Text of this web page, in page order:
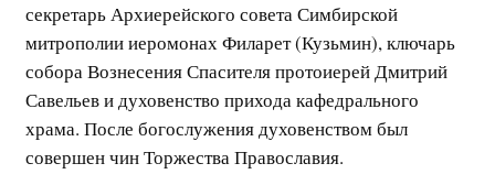
секретарь Архиерейского совета Симбирской
митрополии иеромонах Филарет (Кузьмин), ключарь
собора Вознесения Спасителя протоиерей Дмитрий
Савельев и духовенство прихода кафедрального
храма. После богослужения духовенством был
совершен чин Торжества Православия.